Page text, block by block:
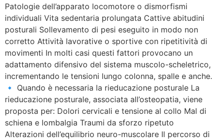
Patologie dell’apparato locomotore o dismorfismi
individuali Vita sedentaria prolungata Cattive abitudini
posturali Sollevamento di pesi eseguito in modo non
corretto Attività lavorative o sportive con ripetitività di
movimenti In molti casi questi fattori provocano un
adattamento difensivo del sistema muscolo-scheletrico,
incrementando le tensioni lungo colonna, spalle e anche.
🔹 Quando è necessaria la rieducazione posturale La
rieducazione posturale, associata all’osteopatia, viene
proposta per: Dolori cervicali e tensione al collo Mal di
schiena e lombalgia Traumi da sforzo ripetuto
Alterazioni dell’equilibrio neuro-muscolare Il percorso di